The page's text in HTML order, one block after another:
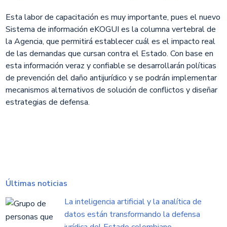
Esta labor de capacitación es muy importante, pues el nuevo
Sistema de información eKOGUI es la columna vertebral de
la Agencia, que permitirá establecer cuál es el impacto real
de las demandas que cursan contra el Estado. Con base en
esta información veraz y confiable se desarrollarán políticas
de prevención del daño antijurídico y se podrán implementar
mecanismos alternativos de solución de conflictos y diseñar
estrategias de defensa.
Últimas noticias
La inteligencia artificial y la analítica de
datos están transformando la defensa